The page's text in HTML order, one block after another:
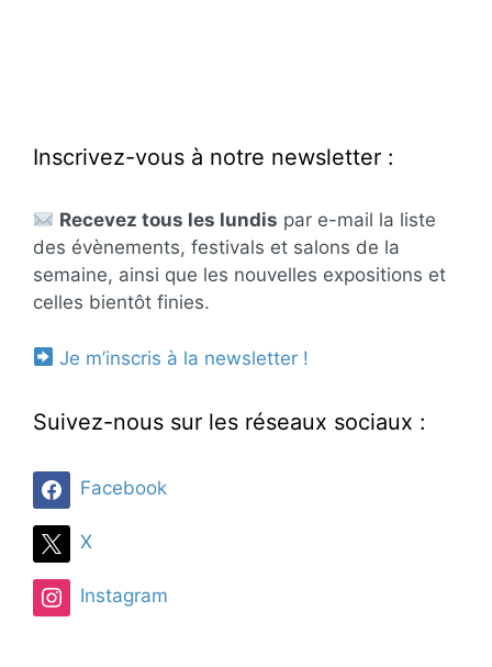
Inscrivez-vous à notre newsletter :
Recevez tous les lundis par e-mail la liste
des évènements, festivals et salons de la
semaine, ainsi que les nouvelles expositions et
celles bientôt finies.
Je m’inscris à la newsletter !
Suivez-nous sur les réseaux sociaux :
Facebook
X
Instagram